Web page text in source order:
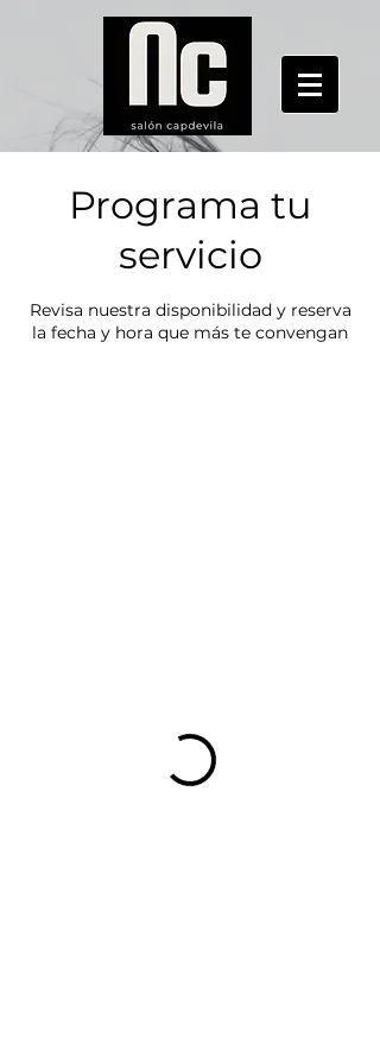
Programa tu
servicio
Revisa nuestra disponibilidad y reserva
la fecha y hora que más te convengan